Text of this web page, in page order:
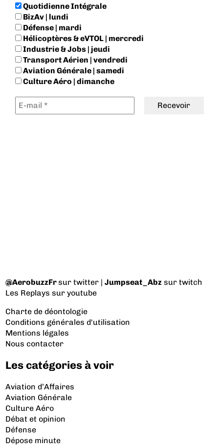
Quotidienne Intégrale
BizAv | lundi
Défense | mardi
Hélicoptères & eVTOL | mercredi
Industrie & Jobs | jeudi
Transport Aérien | vendredi
Aviation Générale | samedi
Culture Aéro | dimanche
@AerobuzzFrsur twitter |Jumpseat_Abz sur twitch
Les Replays sur youtube
Charte de déontologie
Conditions générales d'utilisation
Mentions légales
Nous contacter
Les catégories à voir
Aviation d’Affaires
Aviation Générale
Culture Aéro
Débat et opinion
Défense
Dépose minute